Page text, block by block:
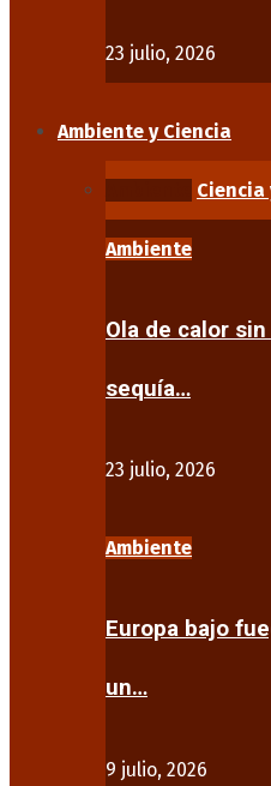
23 julio, 2026
Ambiente y Ciencia
Ciencia
Ambiente
Ola de calor
sequía…
23 julio, 2026
Ambiente
Europa bajo
un…
9 julio, 2026